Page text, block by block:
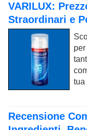
VARILUX:
Straordinari e
tua
Recensione